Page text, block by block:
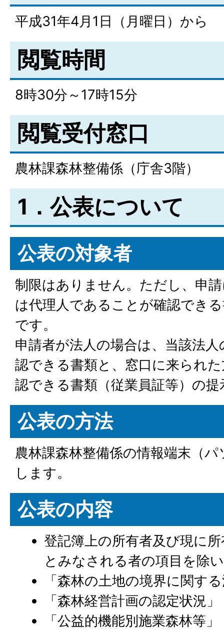
平成31年4月1日（月曜日）から
閲覧時間
8時30分～17時15分
閲覧受付窓口
農林課森林整備係（庁舎3階）
1．公表について
公表の対象者
制限はありません。ただし、申
は代理人であることが確認でき
です。
申請者が法人の場合は、当該法
認できる書類と、窓口に来られ
認できる書類（従業員証等）の
公表の方法
農林課森林整備係の情報端末（
します。
公表の内容
登記簿上の所有者及び現に
とみなされる者の項目を除
「森林の土地の境界に関す
「森林経営計画の認定状況」
「公益的機能別施業森林等」